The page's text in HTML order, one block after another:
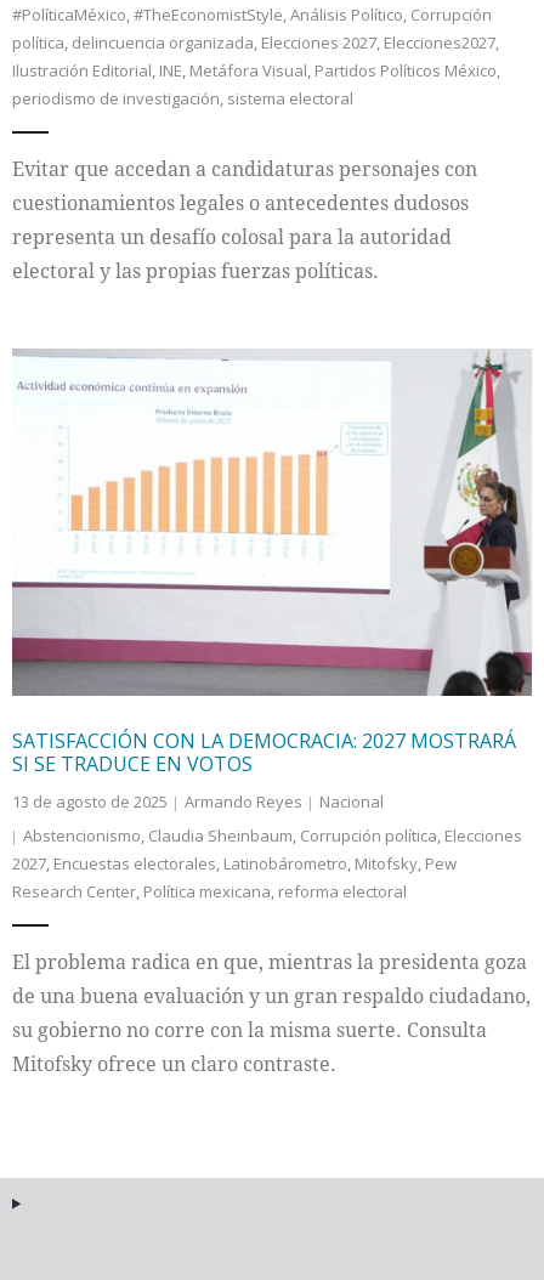
#PolíticaMéxico,#TheEconomistStyle,Análisis Político, Corrupción
política, delincuencia organizada, Elecciones 2027, Elecciones2027,
Ilustración Editorial, INE, Metáfora Visual, Partidos Políticos México,
periodismo de investigación, sistema electoral
Evitar que accedan a candidaturas personajes con
cuestionamientos legales o antecedentes dudosos
representa un desafío colosal para la autoridad
electoral y las propias fuerzas políticas.
SATISFACCIÓN CON LA DEMOCRACIA: 2027 MOSTRARÁ
SI SE TRADUCE EN VOTOS
13 de agosto de 2025 Armando Reyes
Nacional
Abstencionismo, Claudia Sheinbaum, Corrupción política, Elecciones
2027, Encuestas electorales, Latinobárometro, Mitofsky, Pew
Research Center, Política mexicana, reforma electoral
El problema radica en que, mientras la presidenta goza
de una buena evaluación y un gran respaldo ciudadano,
su gobierno no corre con la misma suerte. Consulta
Mitofsky ofrece un claro contraste.